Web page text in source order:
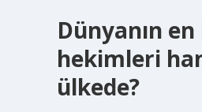
Dünyanın
hekimleri
ülkede?